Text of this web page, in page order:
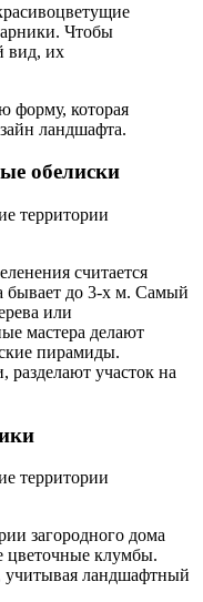
Чтобы
вид, их
форму, которая
ландшафта.
обелиски
считается
бывает до 3-х м. Самый
или
мастера делают
пирамиды.
участок на
загородного дома
цветочные клумбы.
учитывая ландшафтный